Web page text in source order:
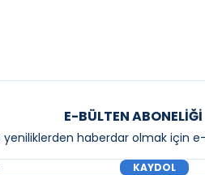
E-BÜLTEN ABONELIĞI
haberdar olmak için
KAYDOL